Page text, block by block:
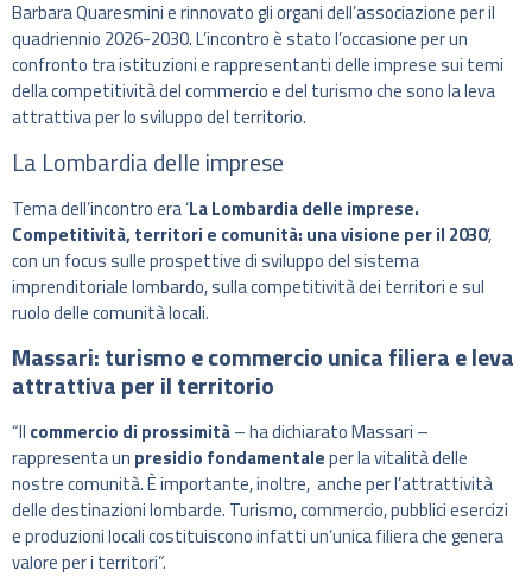
Barbara Quaresmini e rinnovato gli organi dell’associazione per il
quadriennio 2026-2030. L’incontro è stato l’occasione per un
confronto tra istituzioni e rappresentanti delle imprese sui temi
della competitività del commercio e del turismo che sono la leva
attrattiva per lo sviluppo del territorio.
La Lombardia delle imprese
Tema dell’incontro era ‘La Lombardia delle imprese.
Competitività, territori e comunità: una visione per il 2030‘,
con un focus sulle prospettive di sviluppo del sistema
imprenditoriale lombardo, sulla competitività dei territori e sul
ruolo delle comunità locali.
Massari: turismo e commercio unica filierae leva
attrattiva per il territorio
“Il commercio di prossimità– ha dichiarato Massari –
rappresenta un presidio fondamentaleper la vitalità delle
nostre comunità. È importante, inoltre, anche per l’attrattività
delle destinazioni lombarde. Turismo, commercio, pubblici esercizi
e produzioni locali costituiscono infatti un’unica filiera che genera
valore per i territori”.